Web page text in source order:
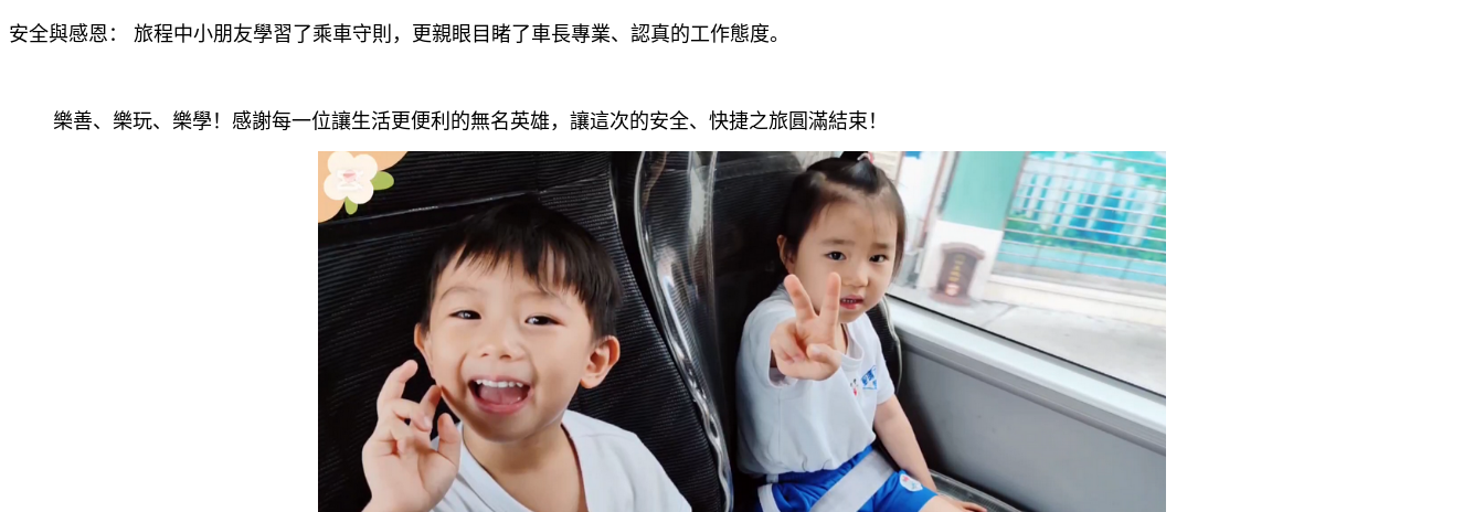
安全與感恩： 旅程中小朋友學習了乘車守則，更親眼目睹了車長專業、認真的工作態度。
樂善、樂玩、樂學！感謝每一位讓生活更便利的無名英雄，讓這次的安全、快捷之旅圓滿結束！